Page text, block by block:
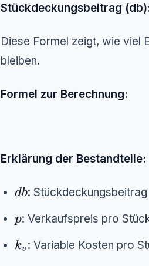
Stückdeckungsbeitrag
Diese Formel zeigt, wie viel
bleiben.
Formel zur Berechnung:
Erklärung der Bestandteile:
db
db: Stückdeckungsbeitrag
p
p: Verkaufspreis pro
k_v
kv: Variable Kosten pro